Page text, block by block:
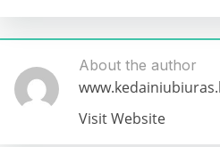
About the author
Visit Website